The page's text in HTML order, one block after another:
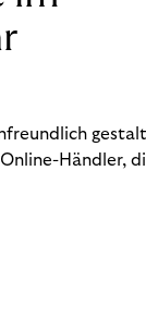
Händler,